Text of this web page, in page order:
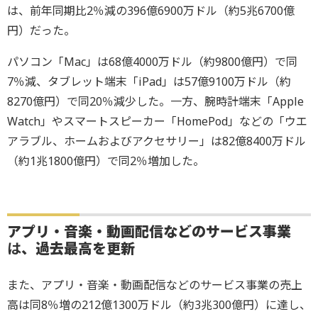
は、前年同期比2％減の396億6900万ドル（約5兆6700億
円）だった。
パソコン「Mac」は68億4000万ドル（約9800億円）で同
7％減、タブレット端末「iPad」は57億9100万ドル（約
8270億円）で同20％減少した。一方、腕時計端末「Apple
Watch」やスマートスピーカー「HomePod」などの「ウエ
アラブル、ホームおよびアクセサリー」は82億8400万ドル
（約1兆1800億円）で同2％増加した。
アプリ・音楽・動画配信などのサービス事業
は、過去最高を更新
また、アプリ・音楽・動画配信などのサービス事業の売上
高は同8％増の212億1300万ドル（約3兆300億円）に達し、